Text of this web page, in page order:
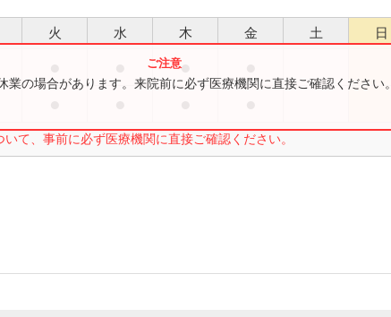
火 水 木 金 土 日
●
て、事前に必ず医療機関に直接ご確認ください。
業の場合があります。来院前に必ず医療機関に直接ご確認ください。